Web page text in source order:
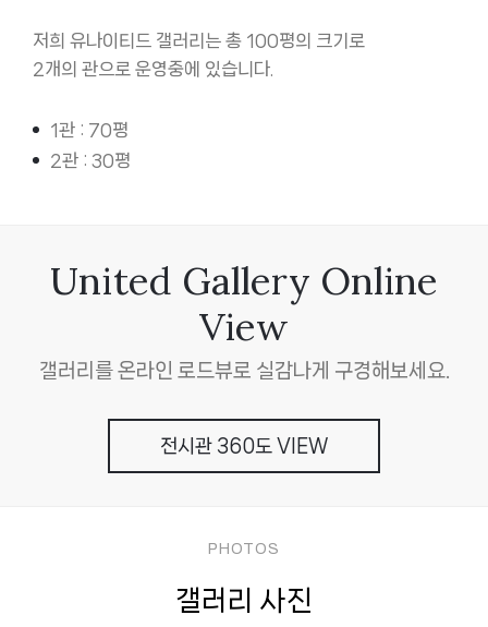
저희 유나이티드 갤러리는 총 100평의 크기로
2개의 관으로 운영중에 있습니다.
1관 : 70평
2관 : 30평
United Gallery Online
View
갤러리를 온라인 로드뷰로 실감나게 구경해보세요.
전시관 360도 VIEW
PHOTOS
갤러리 사진